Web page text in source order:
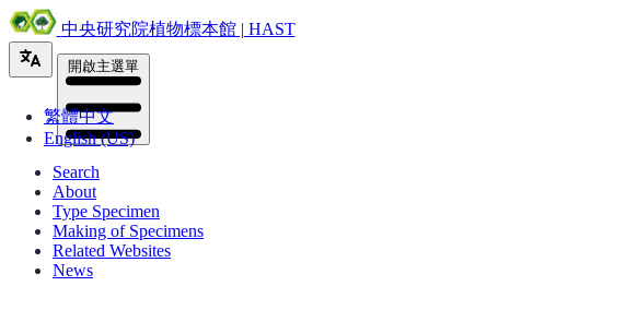
中央研究院植物標本館 | HAST
繁體中文
English (US)
開啟主選單
Search
About
Type Specimen
Making of Specimens
Related Websites
News